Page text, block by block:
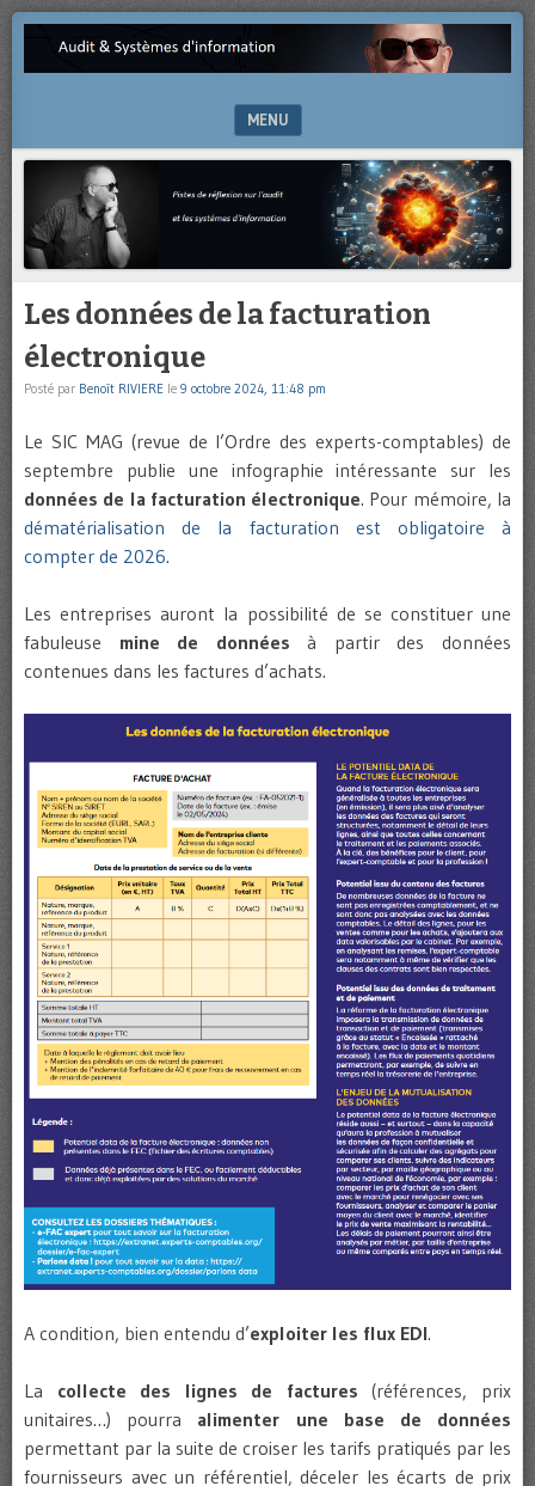
AUDIT
D'INFORMATION
Pistes
et
systèmes
d’information
MENU
SKIP TO CONTENT
Les données de la facturation
électronique
Posté par Benoît RIVIERE le 9 octobre 2024, 11:48 pm
Le SIC MAG (revue de l’Ordre des experts-comptables) de
septembre publie une infographie intéressante sur les
données de la facturation électronique. Pour mémoire, la
dématérialisation de la facturation est obligatoire à
compter de 2026.
Les entreprises auront la possibilité de se constituer une
fabuleuse mine de données à partir des données
contenues dans les factures d’achats.
A condition, bien entendu d’exploiter les flux EDI.
La collecte des lignes de factures (références, prix
unitaires…) pourra alimenter une base de données
permettant par la suite de croiser les tarifs pratiqués par les
fournisseurs avec un référentiel, déceler les écarts de prix